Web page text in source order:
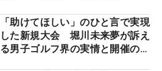
「助けてほしい」のひと言で実現
した新規大会 堀川未来夢が訴え
る男子ゴルフ界の実情と開催の舞